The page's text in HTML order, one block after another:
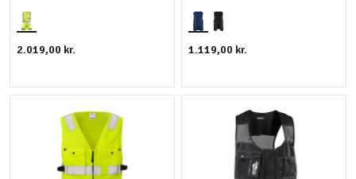
2.019,00 kr. 1.119,00 kr.